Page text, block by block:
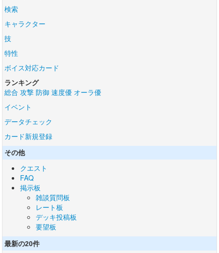
検索
キャラクター
技
特性
ボイス対応カード
ランキング
総合 攻撃 防御 速度優 オーラ優
イベント
データチェック
カード新規登録
その他
クエスト
FAQ
掲示板
雑談質問板
レート板
デッキ投稿板
要望板
最新の20件